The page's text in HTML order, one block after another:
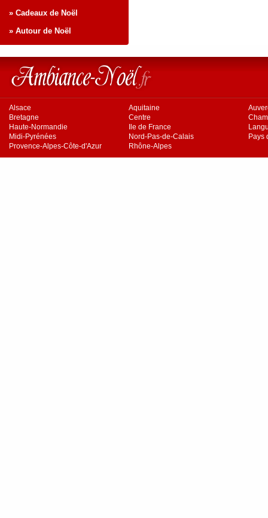
» Cadeaux de Noël
» Autour de Noël
Alsace Aquitaine
Bretagne
Centre
Haute-Normandie
Ile de France
Midi-Pyrénées
Nord-Pas-de-Calais
Pays
Provence-Alpes-Côte-d'Azur
Rhône-Alpes